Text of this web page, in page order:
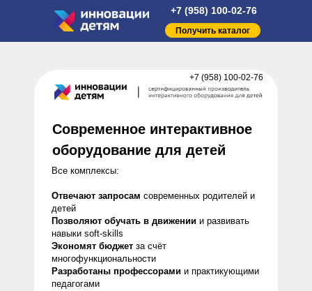
Получить каталог
+7 (958) 100-02-76
Все комплексы:
Отвечают запросам современных родителей и
детей
Позволяют обучать в движении и развивать
навыки soft-skills
Экономят бюджет за счёт
многофункциональности
Разработаны профессорами и практикующими
педагогами
Современное интерактивное
оборудование для детей
+7 (958) 100-02-76